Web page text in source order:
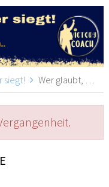
siegt! Wer glaubt, der siegt!, ONLINE